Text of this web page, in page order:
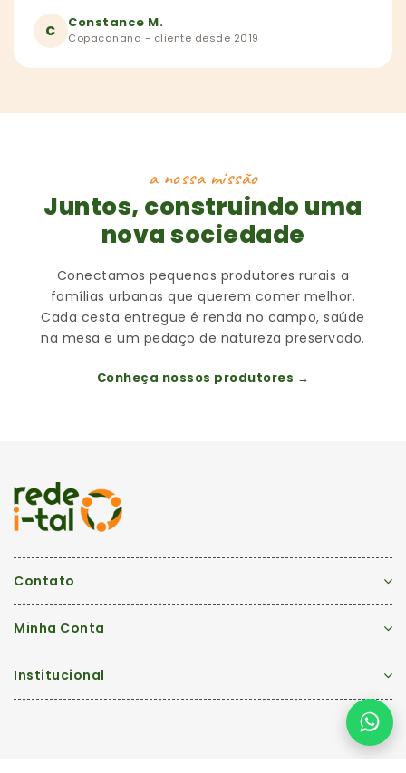
C Constance M.
Copacanana - cliente desde 2019
a nossa missão
Juntos, construindo uma
nova sociedade
Conectamos pequenos produtores rurais a
famílias urbanas que querem comer melhor.
Cada cesta entregue é renda no campo, saúde
na mesa e um pedaço de natureza preservado.
Conheça nossos produtores →
Contato
Minha Conta
Institucional